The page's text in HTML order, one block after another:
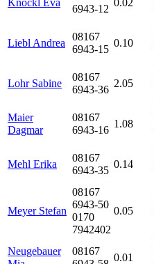
Knöckl Eva
6943-12
0.02
Liebl Andrea
08167
6943-15
0.10
Lohr Sabine
08167
6943-36
2.05
Maier
Dagmar
08167
6943-16
1.08
Mehl Erika
08167
6943-35
0.14
Meyer Stefan
08167
6943-50
0170
7942402
0.05
Neugebauer
08167
0.01